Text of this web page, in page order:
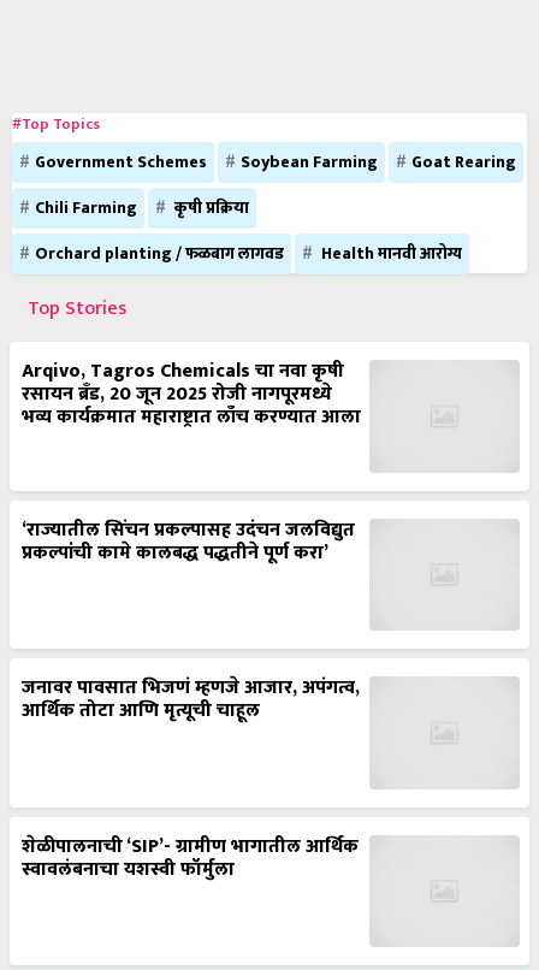
#Top Topics
Government Schemes Soybean Farming
Goat Rearing
Chili Farming
कृषी प्रक्रिया
Orchard planting / फळबाग लागवड
Health मानवी आरोग्य
Top Stories
Arqivo, Tagros Chemicals चा नवा कृषी
रसायन ब्रँड, 20 जून 2025 रोजी नागपूरमध्ये
भव्य कार्यक्रमात महाराष्ट्रात लाँच करण्यात आला
‘राज्यातील सिंचन प्रकल्पासह उदंचन जलविद्युत
प्रकल्पांची कामे कालबद्ध पद्धतीने पूर्ण करा’
जनावर पावसात भिजणं म्हणजे आजार, अपंगत्व,
आर्थिक तोटा आणि मृत्यूची चाहूल
शेळीपालनाची ‘SIP’- ग्रामीण भागातील आर्थिक
स्वावलंबनाचा यशस्वी फॉर्मुला